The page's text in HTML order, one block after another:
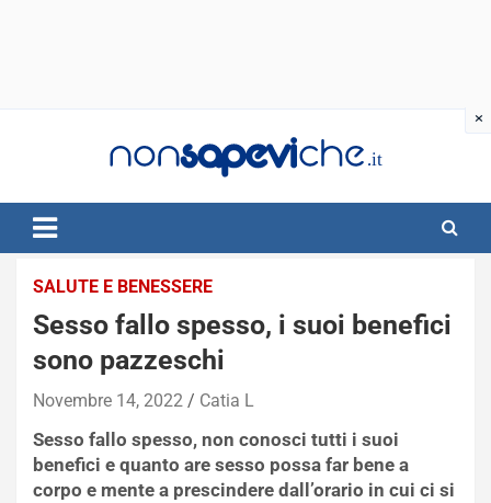
SALUTE E BENESSERE
Sesso fallo spesso, i suoi benefici
sono pazzeschi
Novembre 14, 2022 Catia L
Sesso fallo spesso, non conosci tutti i suoi
benefici e quanto are sesso possa far bene a
corpo e mente a prescindere dall’orario in cui ci si